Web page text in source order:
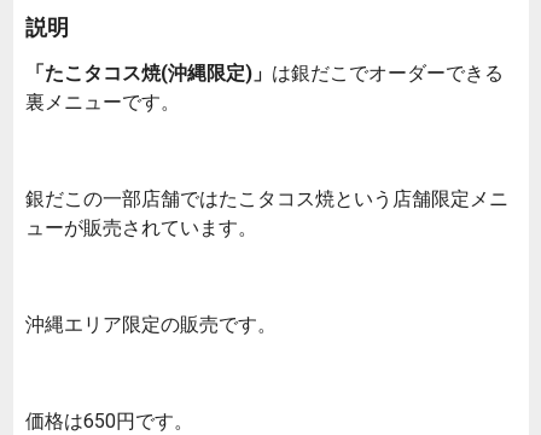
説明
「たこタコス焼(沖縄限定)」 は銀だこでオーダーできる
裏メニューです。
銀だこの一部店舗ではたこタコス焼という店舗限定メニ
ューが販売されています。
沖縄エリア限定の販売です。
価格は650円です。